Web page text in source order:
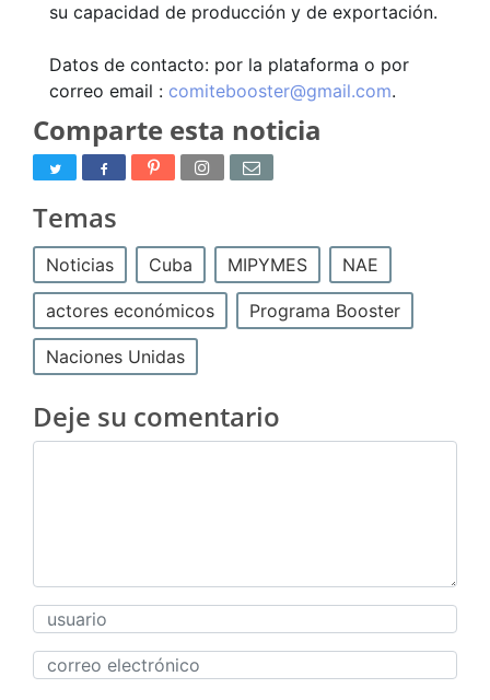
su capacidad de producción y de exportación.
Datos de contacto: por la plataforma o por
correo email : comitebooster@gmail.com.
Comparte esta noticia
Temas
Noticias Cuba MIPYMES NAE
actores económicos Programa Booster
Naciones Unidas
Deje su comentario